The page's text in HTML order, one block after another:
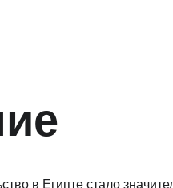
в Египте стало